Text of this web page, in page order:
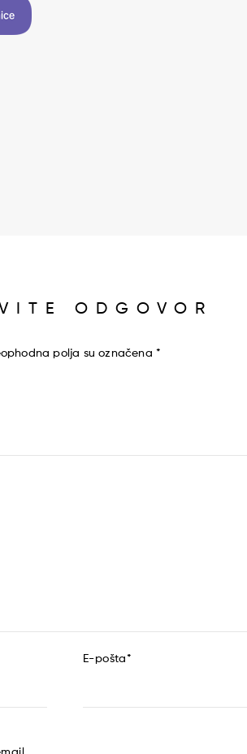
ODGOVOR
polja su označena*
E-pošta*